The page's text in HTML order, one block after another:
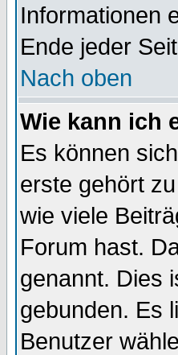
Informationen
Ende jeder
Nach oben
Wie kann ich
Es können
erste gehört
wie viele
Forum hast.
genannt. Dies
gebunden. Es
Benutzer